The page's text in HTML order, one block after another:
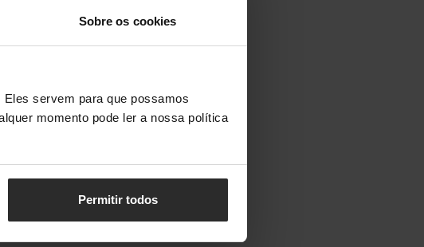
Sobre os cookies
servem para que possamos
momento pode ler a nossa política
Permitir todos